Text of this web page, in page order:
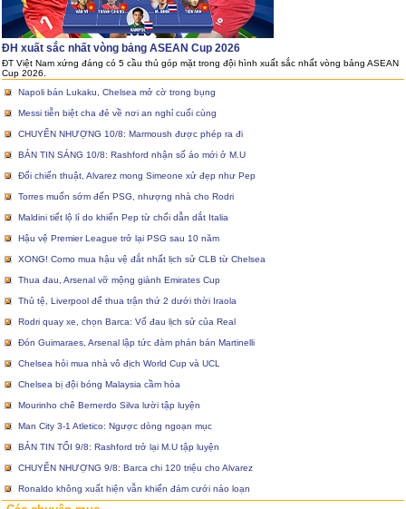
ĐH xuất sắc nhất vòng bảng ASEAN Cup 2026
ĐT Việt Nam xứng đáng có 5 cầu thủ góp mặt trong đội hình xuất sắc nhất vòng bảng ASEAN
Cup 2026.
Napoli bán Lukaku, Chelsea mở cờ trong bụng
Messi tiễn biệt cha đẻ về nơi an nghỉ cuối cùng
CHUYỂN NHƯỢNG 10/8: Marmoush được phép ra đi
BẢN TIN SÁNG 10/8: Rashford nhận số áo mới ở M.U
Đổi chiến thuật, Alvarez mong Simeone xử đẹp như Pep
Torres muốn sớm đến PSG, nhượng nhà cho Rodri
Maldini tiết lộ lí do khiến Pep từ chối dẫn dắt Italia
Hậu vệ Premier League trở lại PSG sau 10 năm
XONG! Como mua hậu vệ đắt nhất lịch sử CLB từ Chelsea
Thua đau, Arsenal vỡ mộng giành Emirates Cup
Thủ tệ, Liverpool để thua trận thứ 2 dưới thời Iraola
Rodri quay xe, chọn Barca: Vố đau lịch sử của Real
Đón Guimaraes, Arsenal lập tức đàm phán bán Martinelli
Chelsea hỏi mua nhà vô địch World Cup và UCL
Chelsea bị đội bóng Malaysia cầm hòa
Mourinho chê Bernerdo Silva lười tập luyện
Man City 3-1 Atletico: Ngược dòng ngoạn mục
BẢN TIN TỐI 9/8: Rashford trở lại M.U tập luyện
CHUYỂN NHƯỢNG 9/8: Barca chi 120 triệu cho Alvarez
Ronaldo không xuất hiện vẫn khiến đám cưới náo loạn